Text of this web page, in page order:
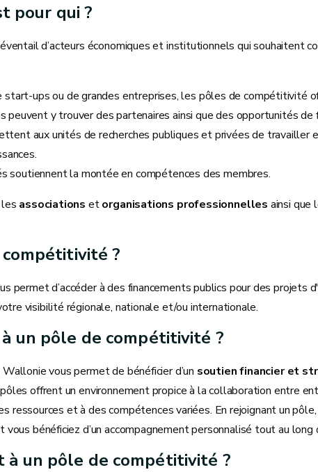
pour qui ?
d’acteurs économiques et institutionnels qui souhaitent
start-ups ou de grandes entreprises, les pôles de compétitivité
peuvent y trouver des partenaires ainsi que des opportunités
aux unités de recherches publiques et privées de
soutiennent la montée en compétences des membres.
associations etorganisations professionnelles ainsi que
?
permet d’accéder à des financements publics pour des projets
visibilité régionale, nationale et/ou internationale.
un pôle de compétitivité ?
vous permet de bénéficier d’un soutien financier et
offrent un environnement propice à la collaboration entre
ressources et à des compétences variées. En rejoignant un
bénéficiez d’un accompagnement personnalisé tout au
un pôle de compétitivité ?